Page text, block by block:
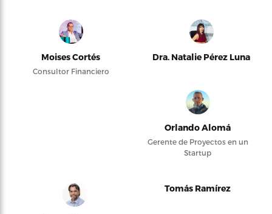
Moises Cortés
Consultor Financiero
Dra. Natalie Pérez Luna
Orlando Alomá
Gerente de Proyectos en un
Startup
Tomás Ramírez